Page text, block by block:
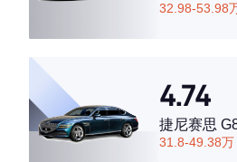
4.57
·外观表现一般，低于70%同级车
·内饰表现一般，低于67%同级车
·空间表现一般，低于54%同级车
32.98-53.98
4.74
捷尼赛思
31.8-49.38万